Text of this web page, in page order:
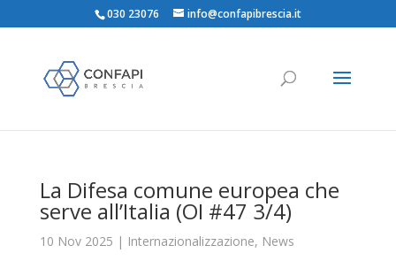
030 23076 info@confapibrescia.it
La Difesa comune europea che
serve all’Italia (OI #47 3/4)
10 Nov 2025 | Internazionalizzazione, News